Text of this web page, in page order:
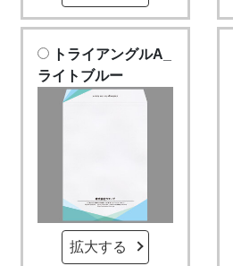
トライアングルA_
ライトブルー
拡大する